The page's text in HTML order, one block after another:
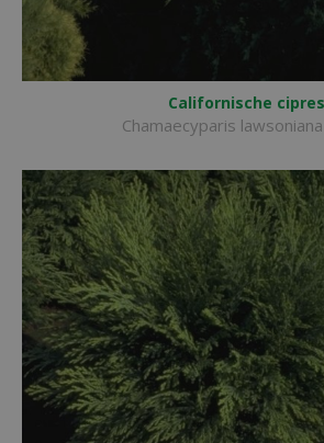
Californische cipres
Chamaecyparis